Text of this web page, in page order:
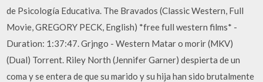
de Psicología Educativa. The Bravados (Classic Western, Full
Movie, GREGORY PECK, English) *free full western films* -
Duration: 1:37:47. Grjngo - Western Matar o morir (MKV)
(Dual) Torrent. Riley North (Jennifer Garner) despierta de un
coma y se entera de que su marido y su hija han sido brutalmente